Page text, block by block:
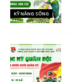
KỸ NĂNG SỐNG